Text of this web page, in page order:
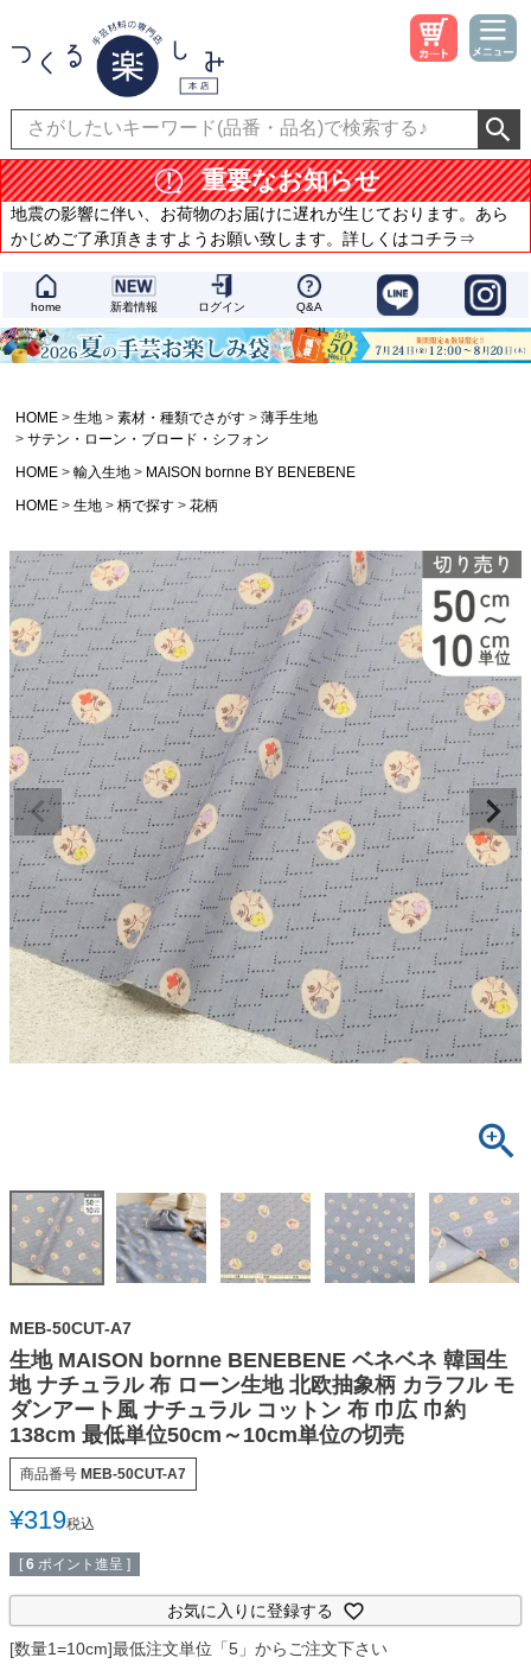
重要なお知らせ
地震の影響に伴い、お荷物のお届けに遅れが生じております。あら
かじめご了承頂きますようお願い致します。詳しくはコチラ⇒
home 新着情報 ログイン Q&A
HOME 生地 素材・種類でさがす
薄手生地
サテン・ローン・ブロード・シフォン
HOME
輸入生地
MAISON bornne BY BENEBENE
HOME
生地 柄で探す 花柄
MEB-50CUT-A7
生地 MAISON bornne BENEBENE ベネベネ 韓国生
地 ナチュラル 布 ローン生地 北欧抽象柄 カラフル モ
ダンアート風 ナチュラル コットン 布 巾広 巾約
138cm 最低単位50cm～10cm単位の切売
商品番号 MEB-50CUT-A7
¥319税込
[ 6 ポイント進呈 ]
お気に入りに登録する